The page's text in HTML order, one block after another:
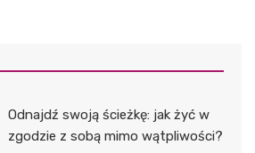
Odnajdź swoją ścieżkę: jak żyć w
zgodzie z sobą mimo wątpliwości?